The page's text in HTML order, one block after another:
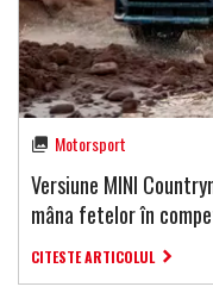
Motorsport
Versiune MINI
mâna fetelor în
CITESTE ARTICOLUL